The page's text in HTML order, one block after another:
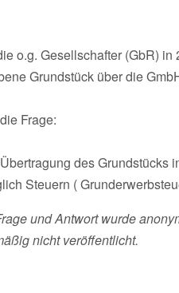
o.g. Gesellschafter (GbR)
Grundstück über die
Frage:
des Grundstücks
Steuern (
und Antwort wurde
nicht veröffentlicht.